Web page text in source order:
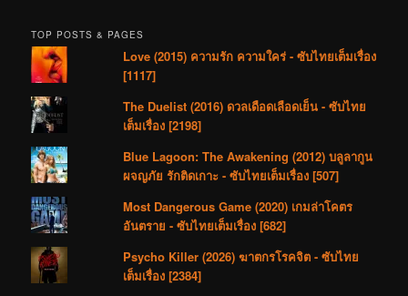
TOP POSTS & PAGES
Love (2015) ความรัก ความใคร่ - ซับไทยเต็มเรื่อง
[1117]
The Duelist (2016) ดวลเดือดเลือดเย็น - ซับไทย
เต็มเรื่อง [2198]
Blue Lagoon: The Awakening (2012) บลูลากูน
ผจญภัย รักติดเกาะ - ซับไทยเต็มเรื่อง [507]
Most Dangerous Game (2020) เกมล่าโคตร
อันตราย - ซับไทยเต็มเรื่อง [682]
Psycho Killer (2026) ฆาตกรโรคจิต - ซับไทย
เต็มเรื่อง [2384]